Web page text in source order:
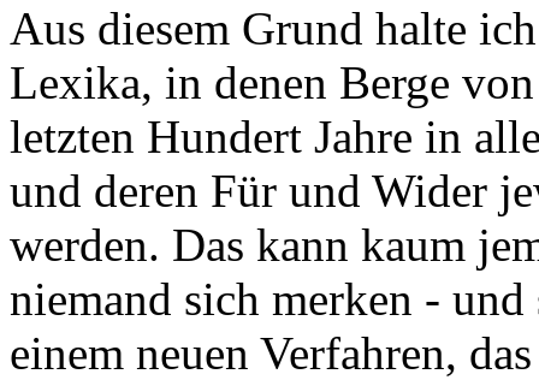
Aus diesem Grund halte
Lexika, in denen Berge
letzten Hundert Jahre in
und deren Für und Wider
werden. Das kann kaum
niemand sich merken -
einem neuen Verfahren,